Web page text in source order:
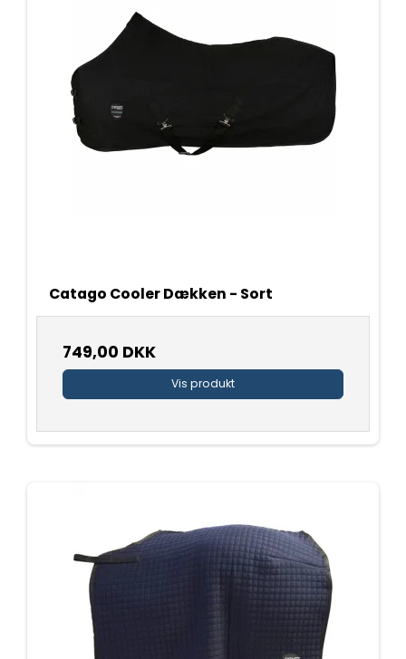
Catago Cooler Dækken - Sort
749,00 DKK
Vis produkt